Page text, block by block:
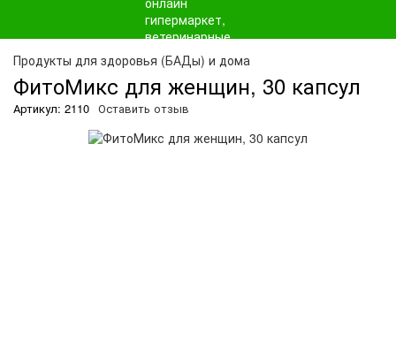
Продукты для здоровья (БАДы) и дома
ФитоМикс для женщин, 30 капсул
Артикул: 2110 Оставить отзыв